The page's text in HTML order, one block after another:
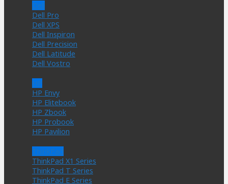
Dell
Dell Pro
Dell XPS
Dell Inspiron
Dell Precision
Dell Latitude
Dell Vostro
HP
HP Envy
HP Elitebook
HP Zbook
HP Probook
HP Pavilion
ThinkPad
ThinkPad X1 Series
ThinkPad T Series
ThinkPad E Series